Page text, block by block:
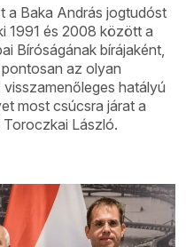
a Baka András jogtudóst
1991 és 2008 között a
Bíróságának bírájaként,
az olyan
hatályú
most csúcsra járat a
László.